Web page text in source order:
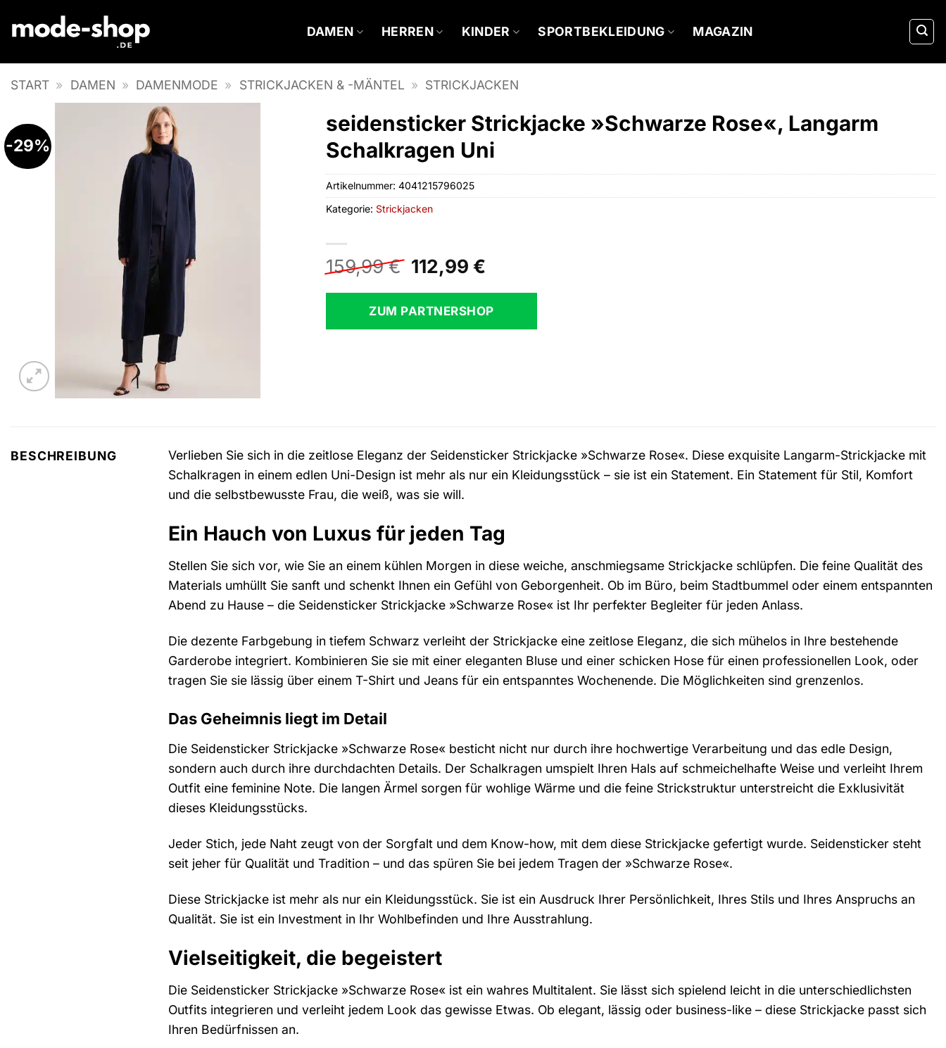
Inhalt
DAMEN HERREN KINDER SPORTBEKLEIDUNG MAGAZIN
START » DAMEN » DAMENMODE » STRICKJACKEN & -MÄNTEL » STRICKJACKEN
-29%
seidensticker Strickjacke »Schwarze Rose«, Langarm
Schalkragen Uni
159,99€ Ursprünglicher
Preis
war:
159,99 €
112,99 €Aktueller
ist:
112,99 €.
ZUM PARTNERSHOP
Artikelnummer: 4041215796025
Kategorie: Strickjacken
BESCHREIBUNG
Verlieben Sie sich in die zeitlose Eleganz der Seidensticker Strickjacke »Schwarze Rose«. Diese exquisite Langarm-Strickjacke mit
Schalkragen in einem edlen Uni-Design ist mehr als nur ein Kleidungsstück – sie ist ein Statement. Ein Statement für Stil, Komfort
und die selbstbewusste Frau, die weiß, was sie will.
Ein Hauch von Luxus für jeden Tag
Stellen Sie sich vor, wie Sie an einem kühlen Morgen in diese weiche, anschmiegsame Strickjacke schlüpfen. Die feine Qualität des
Materials umhüllt Sie sanft und schenkt Ihnen ein Gefühl von Geborgenheit. Ob im Büro, beim Stadtbummel oder einem entspannten
Abend zu Hause – die Seidensticker Strickjacke »Schwarze Rose« ist Ihr perfekter Begleiter für jeden Anlass.
Die dezente Farbgebung in tiefem Schwarz verleiht der Strickjacke eine zeitlose Eleganz, die sich mühelos in Ihre bestehende
Garderobe integriert. Kombinieren Sie sie mit einer eleganten Bluse und einer schicken Hose für einen professionellen Look, oder
tragen Sie sie lässig über einem T-Shirt und Jeans für ein entspanntes Wochenende. Die Möglichkeiten sind grenzenlos.
Das Geheimnis liegt im Detail
Die Seidensticker Strickjacke »Schwarze Rose« besticht nicht nur durch ihre hochwertige Verarbeitung und das edle Design,
sondern auch durch ihre durchdachten Details. Der Schalkragen umspielt Ihren Hals auf schmeichelhafte Weise und verleiht Ihrem
Outfit eine feminine Note. Die langen Ärmel sorgen für wohlige Wärme und die feine Strickstruktur unterstreicht die Exklusivität
dieses Kleidungsstücks.
Jeder Stich, jede Naht zeugt von der Sorgfalt und dem Know-how, mit dem diese Strickjacke gefertigt wurde. Seidensticker steht
seit jeher für Qualität und Tradition – und das spüren Sie bei jedem Tragen der »Schwarze Rose«.
Diese Strickjacke ist mehr als nur ein Kleidungsstück. Sie ist ein Ausdruck Ihrer Persönlichkeit, Ihres Stils und Ihres Anspruchs an
Qualität. Sie ist ein Investment in Ihr Wohlbefinden und Ihre Ausstrahlung.
Vielseitigkeit, die begeistert
Die Seidensticker Strickjacke »Schwarze Rose« ist ein wahres Multitalent. Sie lässt sich spielend leicht in die unterschiedlichsten
Outfits integrieren und verleiht jedem Look das gewisse Etwas. Ob elegant, lässig oder business-like – diese Strickjacke passt sich
Ihren Bedürfnissen an.